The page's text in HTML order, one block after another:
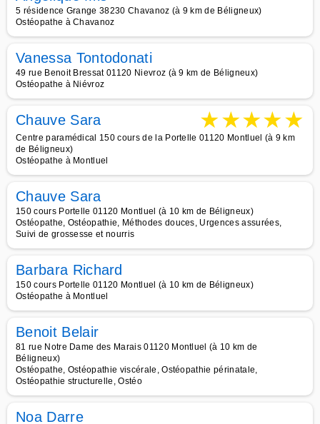
5 résidence Grange 38230 Chavanoz (à 9 km de Béligneux)
Ostéopathe à Chavanoz
Vanessa Tontodonati
49 rue Benoit Bressat 01120 Nievroz (à 9 km de Béligneux)
Ostéopathe à Niévroz
Chauve Sara ★★★★★
Centre paramédical 150 cours de la Portelle 01120 Montluel (à 9 km
de Béligneux)
Ostéopathe à Montluel
Chauve Sara
150 cours Portelle 01120 Montluel (à 10 km de Béligneux)
Ostéopathe, Ostéopathie, Méthodes douces, Urgences assurées,
Suivi de grossesse et nourris
Barbara Richard
150 cours Portelle 01120 Montluel (à 10 km de Béligneux)
Ostéopathe à Montluel
Benoit Belair
81 rue Notre Dame des Marais 01120 Montluel (à 10 km de
Béligneux)
Ostéopathe, Ostéopathie viscérale, Ostéopathie périnatale,
Ostéopathie structurelle, Ostéo
Noa Darre